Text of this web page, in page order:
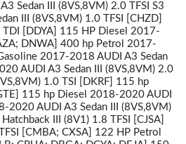
Sedan III (8VS,8VM) 2.0 TFSI S3
III (8VS,8VM) 1.0 TFSI [CHZD]
[DDYA] 115 HP Diesel 2017-
DNWA] 400 hp Petrol 2017-
2017-2018 AUDI A3 Sedan
AUDI A3 Sedan III (8VS,8VM) 2.0
1.0 TSI [DKRF] 115 hp
115 hp Diesel 2018-2020 AUDI
2020 AUDI A3 Sedan III (8VS,8VM)
III (8V1) 1.8 TFSI [CJSA]
[CMBA; CXSA] 122 HP Petrol